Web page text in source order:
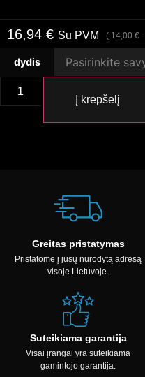
16,94 € Su PVM ( 14,00 € -
dydis
Į krepšelį
Greitas pristatymas
Pristatome į jūsų nurodytą adresą
visoje Lietuvoje.
Suteikiama garantija
Visai įrangai yra suteikiama
gamintojo garantija.